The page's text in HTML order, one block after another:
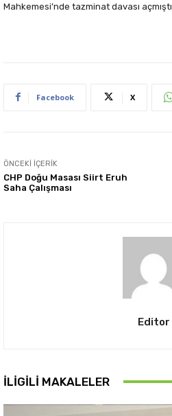
Mahkemesi’nde tazminat davası açmıştı.
Facebook X
ÖNCEKI İÇERIK
CHP Doğu Masası Siirt Eruh
Saha Çalışması
Editor
İLIGILI MAKALELER